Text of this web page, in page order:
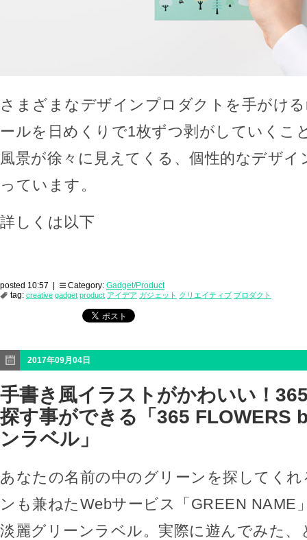
さまざまなデザインプロダクトを手がけ
ールを日めくりで1枚ずつ剥がしていくこ
風景が徐々に見えてくる、個性的なデザ
っています。
詳しくは以下
posted 10:57 | Category: Gadget/Product
tag: creative gadget product アイデア ガジェット クリエイティブ プロダクト
2017年09月04日
手書き風イラストがかわいい！
探す事ができる「365 FLOWERS
ンラベル」
あなたの名前の中のグリーンを探してく
ンも兼ねたWebサービス「GREEN NAME
淡麗グリーンラベル。実際に遊んでみた